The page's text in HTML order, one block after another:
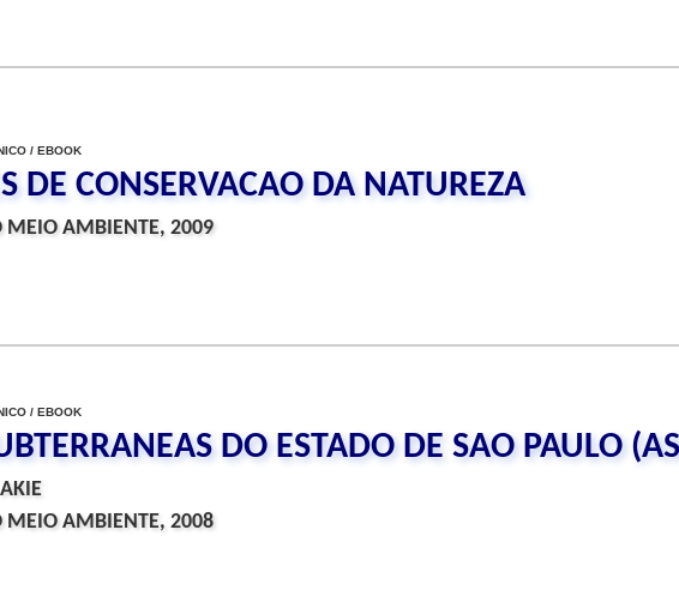
/ EBOOK
DE CONSERVACAO DA NATUREZA
MEIO AMBIENTE, 2009
/ EBOOK
DO ESTADO DE SAO PAULO
MEIO AMBIENTE, 2008